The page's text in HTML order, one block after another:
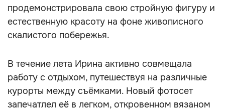
продемонстрировала свою стройную фигуру и
естественную красоту на фоне живописного
скалистого побережья.
В течение лета Ирина активно совмещала
работу с отдыхом, путешествуя на различные
курорты между съёмками. Новый фотосет
запечатлел её в легком, откровенном вязаном